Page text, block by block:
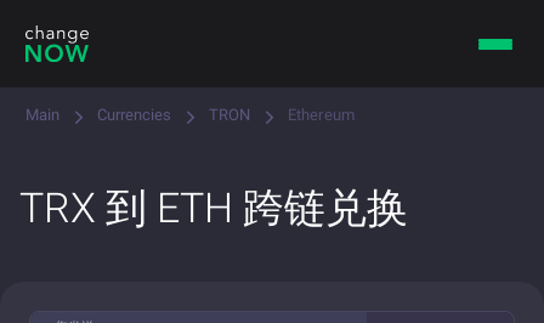
Main Currencies TRON Ethereum
TRX 到 ETH 跨链兑换